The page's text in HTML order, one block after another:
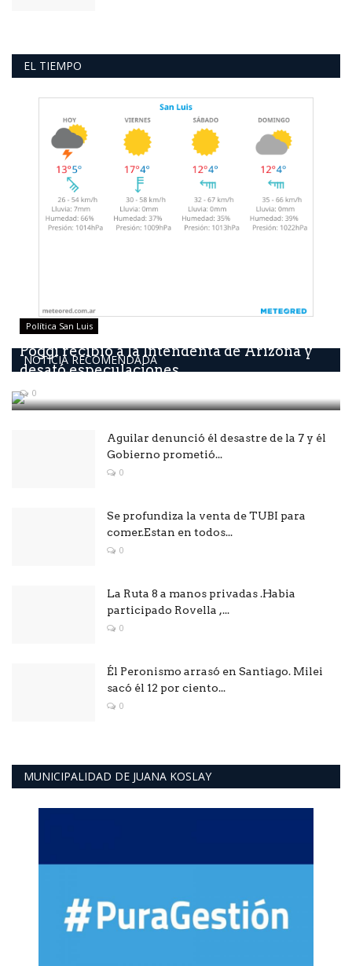
EL TIEMPO
NOTICIA RECOMENDADA
Política San Luis
Poggi recibió a la Intendenta de Arizona y
desató especulaciones...
0
Aguilar denunció él desastre de la 7 y él
Gobierno prometió...
0
Se profundiza la venta de TUBI para
comer.Estan en todos...
0
La Ruta 8 a manos privadas .Habia
participado Rovella ,...
0
Él Peronismo arrasó en Santiago. Milei
sacó él 12 por ciento...
0
MUNICIPALIDAD DE JUANA KOSLAY